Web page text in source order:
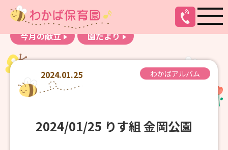
お知らせ
わかばアルバム
今月の献立
園だより
2024.01.25 わかばアルバム
2024/01/25 りす組 金岡公園